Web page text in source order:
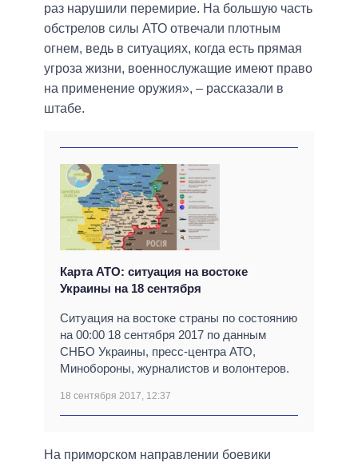
раз нарушили перемирие. На большую часть
обстрелов силы АТО отвечали плотным
огнем, ведь в ситуациях, когда есть прямая
угроза жизни, военнослужащие имеют право
на применение оружия», – рассказали в
штабе.
Карта АТО: ситуация на востоке
Украины на 18 сентября
Ситуация на востоке страны по состоянию
на 00:00 18 сентября 2017 по данным
СНБО Украины, пресс-центра АТО,
Минобороны, журналистов и волонтеров.
18 сентября 2017, 12:37
На приморском направлении боевики